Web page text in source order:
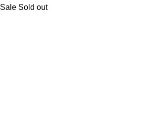
Sale Sold out